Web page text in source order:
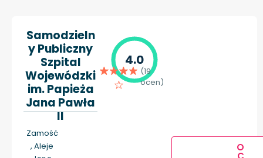
Samodzieln
y Publiczny
Szpital
Wojewódzki
im. Papieża
Jana Pawła
II
Zamość
, Aleje
4.0
(19
ocen)
O